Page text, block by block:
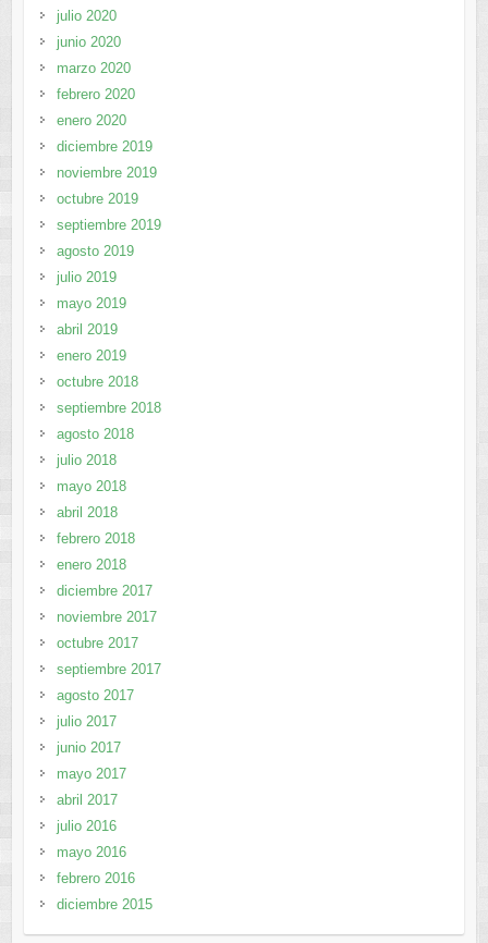
julio 2020
junio 2020
marzo 2020
febrero 2020
enero 2020
diciembre 2019
noviembre 2019
octubre 2019
septiembre 2019
agosto 2019
julio 2019
mayo 2019
abril 2019
enero 2019
octubre 2018
septiembre 2018
agosto 2018
julio 2018
mayo 2018
abril 2018
febrero 2018
enero 2018
diciembre 2017
noviembre 2017
octubre 2017
septiembre 2017
agosto 2017
julio 2017
junio 2017
mayo 2017
abril 2017
julio 2016
mayo 2016
febrero 2016
diciembre 2015